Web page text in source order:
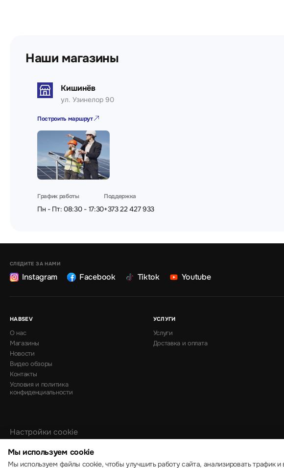
Наши магазины
Кишинёв
ул. Узинелор 90
Построить маршрут
График работы
Пн - Пт: 08:30 - 17:30
Поддержка
+373 22 427 933
СЛЕДИТЕ ЗА НАМИ
Instagram Facebook Tiktok Youtube
HABSEV
О нас
Магазины
Новости
Видео обзоры
Контакты
Условия и политика
конфиденциальности
УСЛУГИ
Услуги
Доставка и оплата
Настройки cookie
Мы используем cookie
Мы используем файлы cookie, чтобы улучшить работу сайта, анализировать трафик